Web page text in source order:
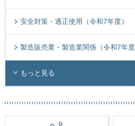
安全対策・適正使用（令和7年度）
製造販売業・製造業関係（令和7年度
もっと見る